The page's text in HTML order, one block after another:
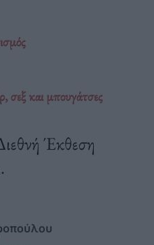
σεξ και μπουγάτσες
Έκθεση